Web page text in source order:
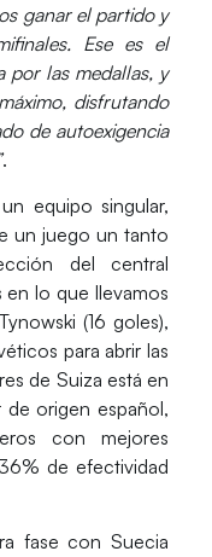
ganar el partido y
Ese es el
por las medallas, y
disfrutando
de autoexigencia
.
equipo singular,
un juego un tanto
del central
lo que llevamos
(16 goles),
para abrir las
de Suiza está en
origen español,
con mejores
de efectividad
fase con Suecia